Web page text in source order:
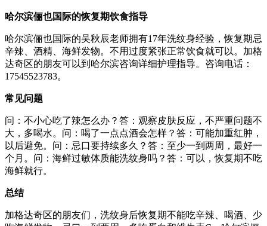
哈尔滨俪也国际的恢复期饮食指导
哈尔滨俪也国际的吴秋辰老师拥有17年洗纹身经验，恢复期忌
辛辣、酒精、海鲜发物。不用过度紧张正常饮食就可以。加格
达奇区的朋友可以到哈尔滨咨询详细护理指导。咨询电话：
17545523783。
常见问题
问：不小心吃了辣怎么办？答：观察皮肤反应，不严重问题不
大，多喝水。问：喝了一点点酒会怎样？答：可能加重红肿，
以后避免。问：忌口要持续多久？答：至少一到两周，最好一
个月。问：海鲜过敏体质能洗纹身吗？答：可以，恢复期不吃
海鲜就行。
总结
加格达奇区的朋友们，洗纹身后恢复期不能吃辛辣、喝酒、少